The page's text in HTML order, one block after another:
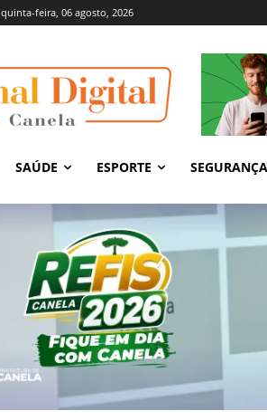
quinta-feira, 06 agosto, 2026
SAÚDE ESPORTE SEGURANÇA